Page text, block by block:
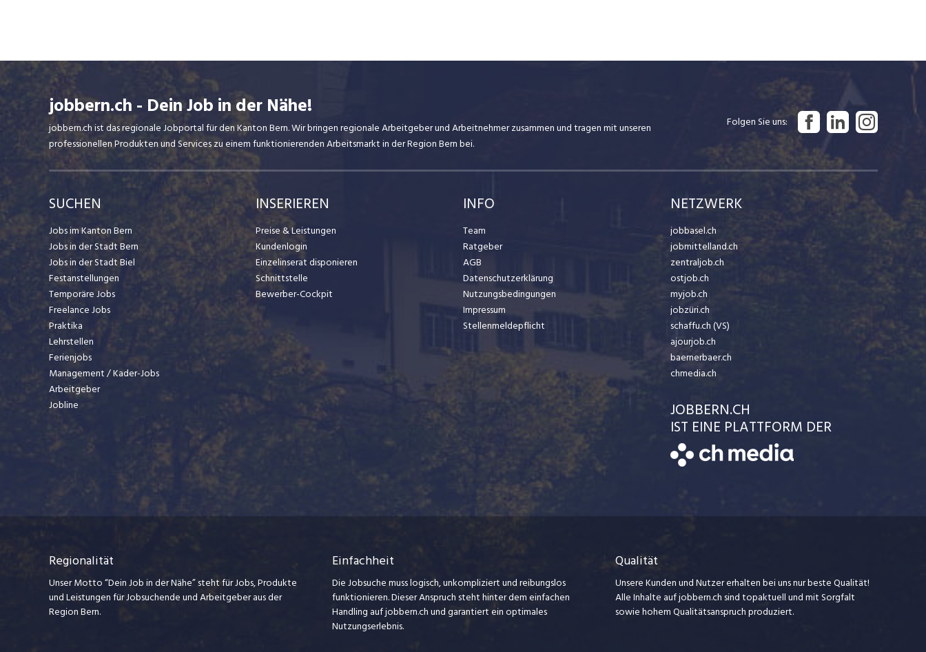
jobbern.ch - Dein Job in der Nähe!
jobbern.ch ist das regionale Jobportal für den Kanton Bern. Wir bringen regionale Arbeitgeber und Arbeitnehmer zusammen und tragen mit unseren
professionellen Produkten und Services zu einem funktionierenden Arbeitsmarkt in der Region Bern bei.
Folgen Sie uns
SUCHEN
Jobs im Kanton Bern
Jobs in der Stadt Bern
Jobs in der Stadt Biel
Festanstellungen
Temporäre Jobs
Freelance Jobs
Praktika
Lehrstellen
Ferienjobs
Management / Kader-Jobs
Arbeitgeber
Jobline
INSERIEREN
Preise & Leistungen
Kundenlogin
Einzelinserat disponieren
Schnittstelle
Bewerber-Cockpit
INFO
Team
Ratgeber
AGB
Datenschutzerklärung
Nutzungsbedingungen
Impressum
Stellenmeldepflicht
NETZWERK
jobbasel.ch
jobmittelland.ch
zentraljob.ch
ostjob.ch
myjob.ch
jobzüri.ch
schaffu.ch (VS)
ajourjob.ch
baernerbaer.ch
chmedia.ch
JOBBERN.CH
IST EINE PLATTFORM DER
Regionalität
Unser Motto “Dein Job in der Nähe” steht für Jobs, Produkte
und Leistungen für Jobsuchende und Arbeitgeber aus der
Region Bern.
Einfachheit
Die Jobsuche muss logisch, unkompliziert und reibungslos
funktionieren. Dieser Anspruch steht hinter dem einfachen
Handling auf jobbern.ch und garantiert ein optimales
Nutzungserlebnis.
Qualität
Unsere Kunden und Nutzer erhalten bei uns nur beste Qualität!
Alle Inhalte auf jobbern.ch sind topaktuell und mit Sorgfalt
sowie hohem Qualitätsanspruch produziert.